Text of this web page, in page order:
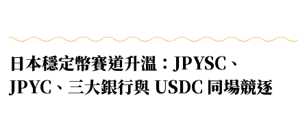
日本穩定幣賽道升溫：JPYSC、
JPYC、三大銀行與 USDC 同場競逐